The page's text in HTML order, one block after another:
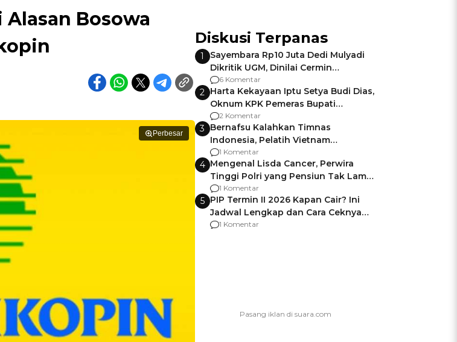
Alasan Bosowa
Perbesar
Diskusi Terpanas
1
Sayembara Rp10 Juta Dedi Mulyadi
Dikritik UGM, Dinilai Cermin
Gagalnya Negara Jamin Keamanan
6 Komentar
2 Harta Kekayaan Iptu Setya Budi Dias,
Oknum KPK Pemeras Bupati
Pemalang
2 Komentar
3 Bernafsu Kalahkan Timnas
Indonesia, Pelatih Vietnam
Berencana Pakai Jimat di Pakansari
1 Komentar
4 Mengenal Lisda Cancer, Perwira
Tinggi Polri yang Pensiun Tak Lama
Usai Jadi Brigjen
1 Komentar
5 PIP Termin II 2026 Kapan Cair? Ini
Jadwal Lengkap dan Cara Ceknya
agar Dana Tidak Hangus!
1 Komentar